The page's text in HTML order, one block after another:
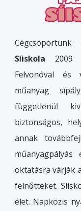
Síiskola 2009
Felvonóval és
műanyag
függetlenül
biztonságos,
annak
oktatásra várják
felnőtteket.
élet. Napközis